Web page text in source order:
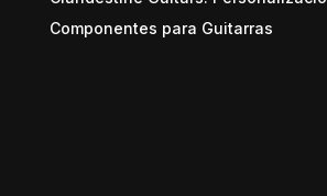
Componentes para Guitarras